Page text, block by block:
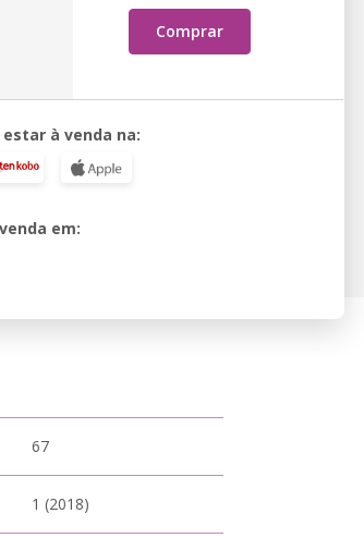
Comprar
à venda na:
em:
67
1 (2018)